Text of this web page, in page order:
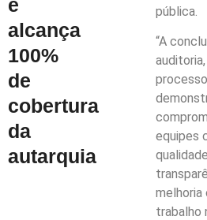
e
alcança
100%
de
cobertura
da
autarquia
pública.
“A
equipes
melhoria
trabalho